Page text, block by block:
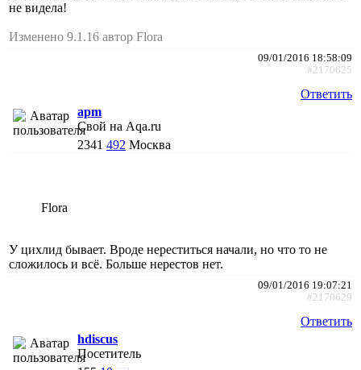
не видела!
Изменено 9.1.16 автор Flora
09/01/2016 18:58:09
#2170625
Ответить
apm
Свой на Aqa.ru
2341 492 Москва
Flora
У цихлид бывает. Вроде нереститься начали, но что то не
сложилось и всё. Больше нерестов нет.
09/01/2016 19:07:21
#2170629
Ответить
hdiscus
Посетитель